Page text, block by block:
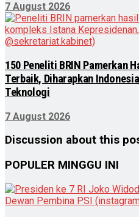
7 August 2026
150 Peneliti BRIN Pamerkan
Terbaik, Diharapkan
Teknologi
7 August 2026
Discussion about this
POPULER MINGGU INI